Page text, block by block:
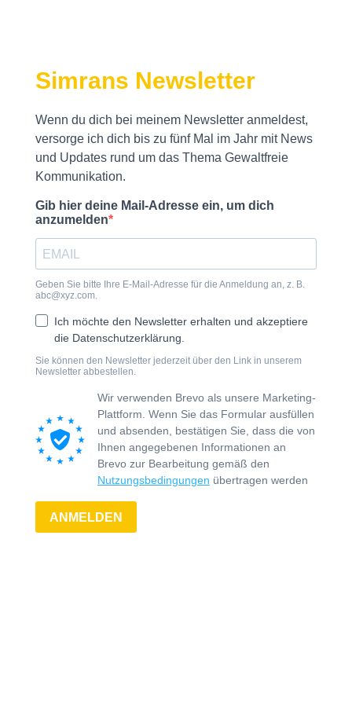
Simrans Newsletter
Wenn du dich bei meinem Newsletter anmeldest,
versorge ich dich bis zu fünf Mal im Jahr mit News
und Updates rund um das Thema Gewaltfreie
Kommunikation.
Gib hier deine Mail-Adresse ein, um dich
anzumelden
Geben Sie bitte Ihre E-Mail-Adresse für die Anmeldung an, z. B.
abc@xyz.com.
Ich möchte den Newsletter erhalten und akzeptiere
die Datenschutzerklärung.
Sie können den Newsletter jederzeit über den Link in unserem
Newsletter abbestellen.
Wir verwenden Brevo als unsere Marketing-
Plattform. Wenn Sie das Formular ausfüllen
und absenden, bestätigen Sie, dass die von
Ihnen angegebenen Informationen an
Brevo zur Bearbeitung gemäß den
Nutzungsbedingungen übertragen werden
ANMELDEN